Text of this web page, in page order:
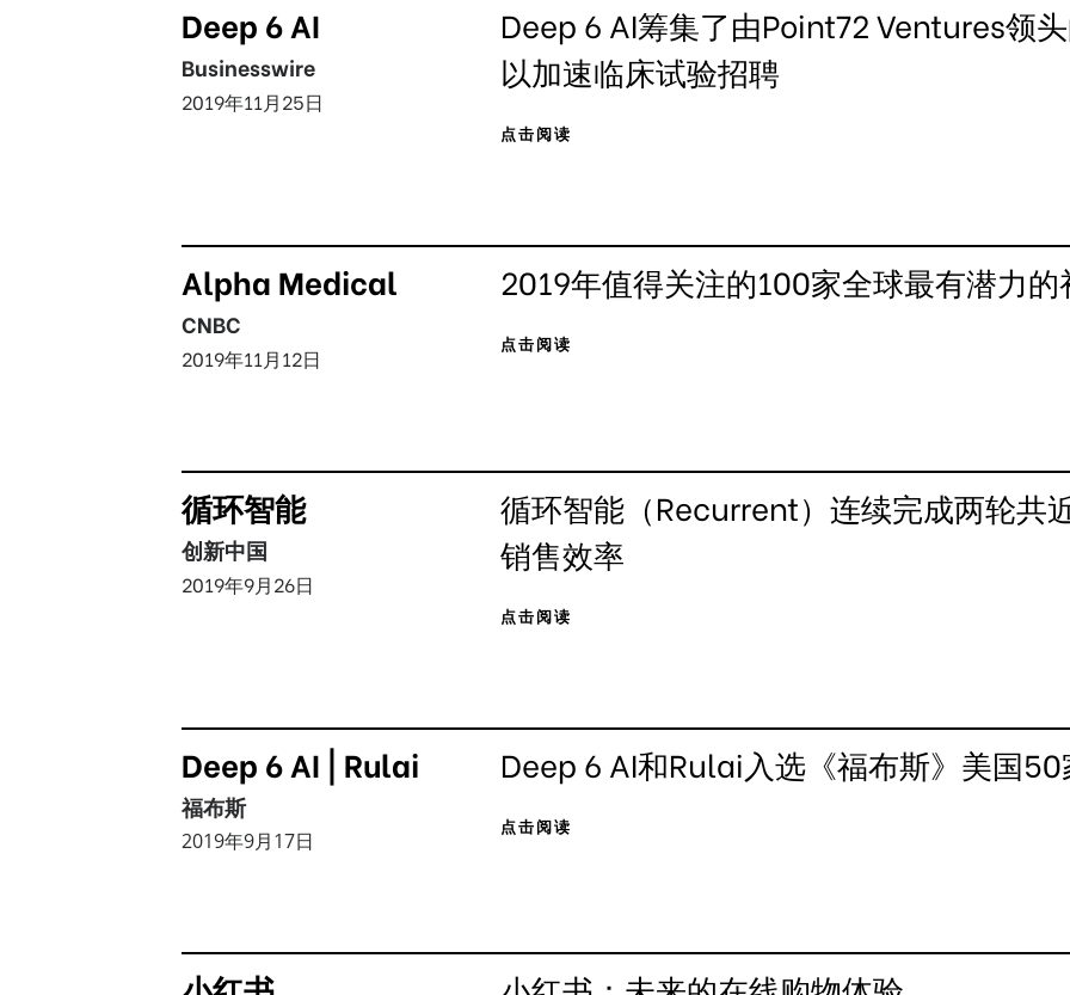
Deep 6 AI
Businesswire
2019年11月25日
Deep 6 AI筹集了由Point72 Ventures领
以加速临床试验招聘
点击阅读
Alpha Medical
CNBC
2019年11月12日
2019年值得关注的100家全球最有潜力
点击阅读
循环智能
创新中国
2019年9月26日
循环智能（Recurrent）连续完成两轮共
销售效率
点击阅读
Deep 6 AI | Rulai
福布斯
2019年9月17日
Deep 6 AI和Rulai入选《福布斯》美国
点击阅读